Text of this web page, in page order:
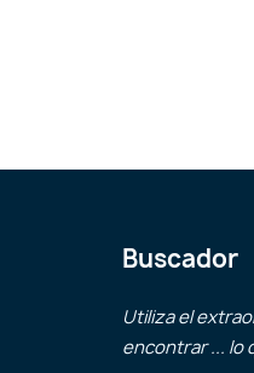
Buscador
Utiliza el
encontrar ... lo